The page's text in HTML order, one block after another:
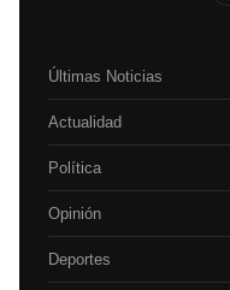
Últimas Noticias
Actualidad
Política
Opinión
Deportes